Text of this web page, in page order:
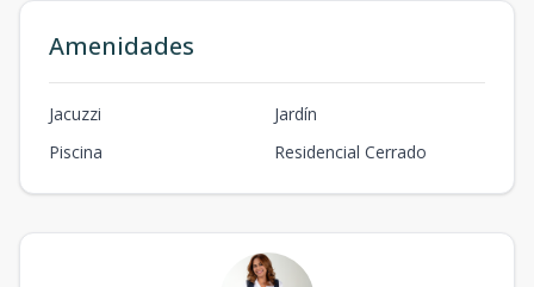
Amenidades
Jacuzzi
Jardín
Piscina
Residencial Cerrado